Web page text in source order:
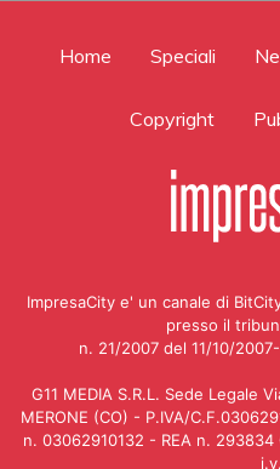
Home Speciali
Copyright
ImpresaCity e' un canale di
presso il
n. 21/2007 del 11/10/
G11 MEDIA S.R.L. Sede Legale
MERONE (CO) - P.IVA/
n. 03062910132 - REA n. 293834
i.v.